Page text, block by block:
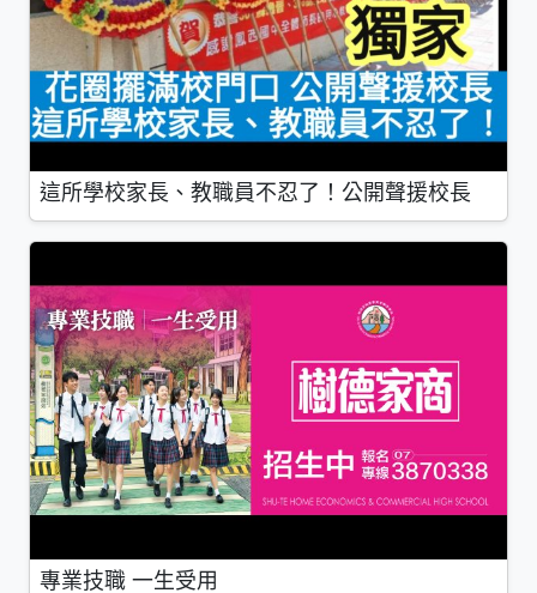
這所學校家長、教職員不忍了！公開聲援校長
專業技職 一生受用